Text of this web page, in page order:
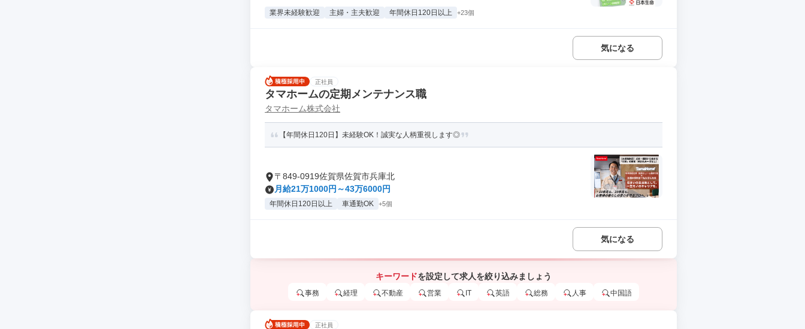
業界未経験歓迎 主婦・主夫歓迎 年間休日120日以上 +23個
気になる
正社員
タマホームの定期メンテナンス職
タマホーム株式会社
【年間休日120日】未経験OK！誠実な人柄重視します◎
〒849-0919佐賀県佐賀市兵庫北
月給21万1000円～43万6000円
年間休日120日以上 車通勤OK +5個
気になる
キーワードを設定して求人を絞り込みましょう
事務 経理 不動産 営業 IT 英語 総務 人事 中国語
正社員